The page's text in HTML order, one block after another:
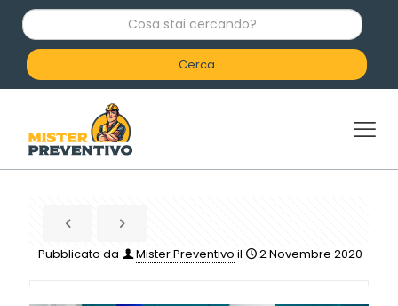
C
o
a
c
e
Pubblicato da Mister Preventivo il 2 Novembre 2020